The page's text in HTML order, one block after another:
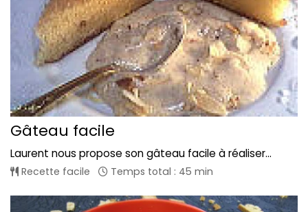
Gâteau facile
Laurent nous propose son gâteau facile à réaliser...
Recette facile Temps total : 45 min